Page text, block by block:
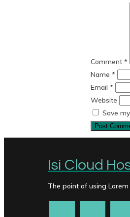
Comment *
Name *
Email *
Website
Save
Isi Cloud
The point of using